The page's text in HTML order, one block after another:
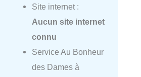
Site internet :
Aucun site internet
connu
Service Au Bonheur
des Dames à